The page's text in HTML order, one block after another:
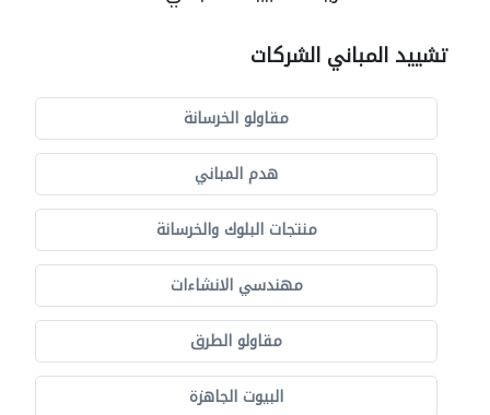
تشييد المباني الشركات
مقاولو الخرسانة
هدم المباني
منتجات البلوك والخرسانة
مهندسي الانشاءات
مقاولو الطرق
البيوت الجاهزة